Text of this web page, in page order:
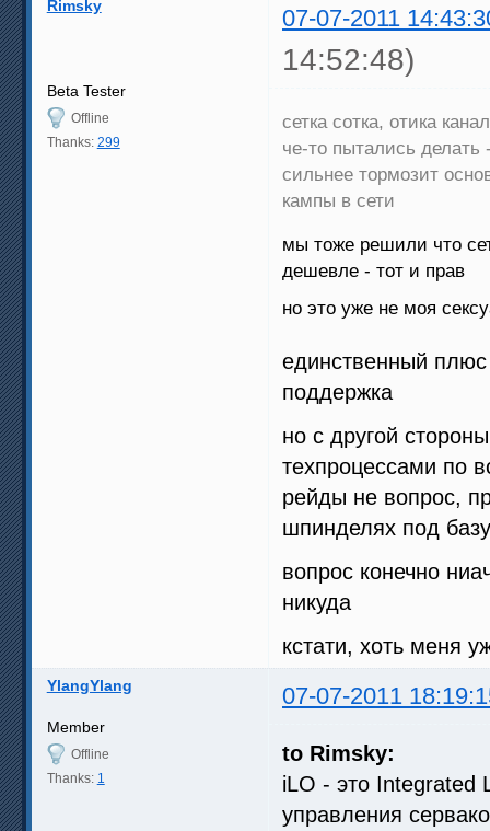
Rimsky 07-07-2011
14:52:48)
Beta Tester
Offline
Thanks: 299
сетка сотка, отика
че-то пытались
сильнее тормозит
кампы в сети
мы тоже решили что
дешевле - тот и прав
но это уже не моя
единственный
поддержка
но с другой
техпроцессами по
рейды не вопрос,
шпинделях под
вопрос конечно
никуда
кстати, хоть меня
YlangYlang 07-07-2011
Member
Offline
Thanks: 1
to Rimsky:
iLO - это Integrated
управления